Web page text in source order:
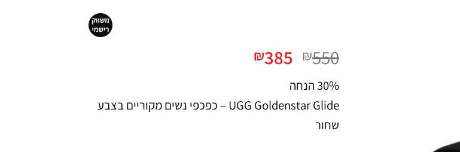
₪550 המחיר
היה:
₪550.
₪385
₪385.
30% הנחה
UGG Goldenstar Glide – כפכפי נשים מקוריים בצבע
שחור